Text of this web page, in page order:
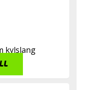
kylslang